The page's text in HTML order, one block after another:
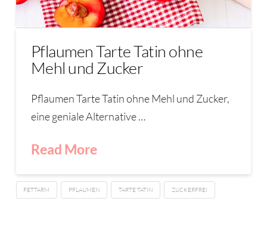
Pflaumen Tarte Tatin ohne
Mehl und Zucker
Pflaumen Tarte Tatin ohne Mehl und Zucker,
eine geniale Alternative …
Read More
FETTARM PFLAUMEN TARTE TATIN ZUCKERFREI